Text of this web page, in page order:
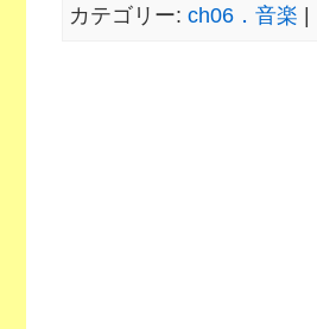
カテゴリー: ch06．音楽